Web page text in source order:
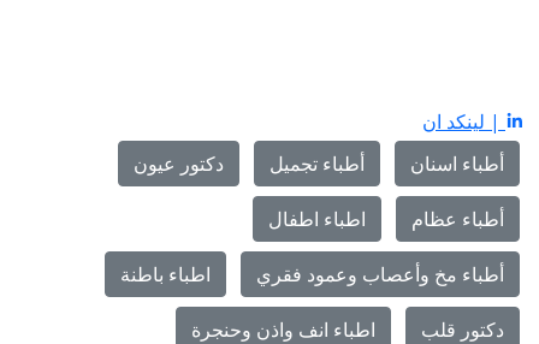
| لينكد ان
أطباء اسنان
أطباء تجميل دكتور عيون
أطباء عظام اطباء اطفال
أطباء مخ وأعصاب وعمود فقري اطباء باطنة
دكتور قلب اطباء انف واذن وحنجرة